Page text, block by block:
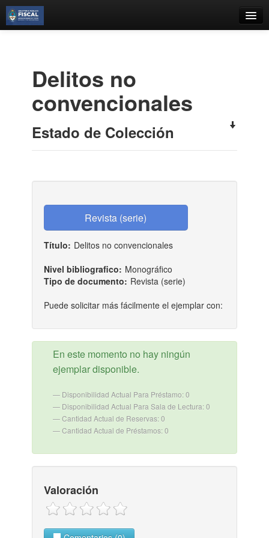
Estantes Virtuales
Contacto
Delitos no
convencionales
Estado de Colección
Título: Delitos no convencionales
Nivel bibliografico: Monográfico
Tipo de documento: Revista (serie)
Puede solicitar más fácilmente el ejemplar con:
En este momento no hay ningún
ejemplar disponible.
Disponibilidad Actual Para Préstamo: 0
Disponibilidad Actual Para Sala de Lectura: 0
Cantidad Actual de Reservas: 0
Cantidad Actual de Préstamos: 0
Valoración